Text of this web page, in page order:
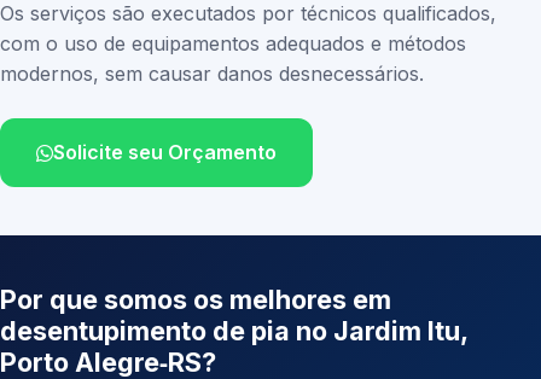
Os serviços são executados por técnicos qualificados,
com o uso de equipamentos adequados e métodos
modernos, sem causar danos desnecessários.
Solicite seu Orçamento
Por que somos os melhores em
desentupimento de pia no Jardim Itu,
Porto Alegre‑RS?